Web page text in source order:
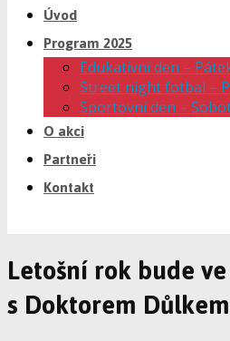
Úvod
Program 2025
Edukativní den –
Street night fotbal –
Sportovní den –
O akci
Partneři
Kontakt
Letošní rok bude
s Doktorem Důlkem